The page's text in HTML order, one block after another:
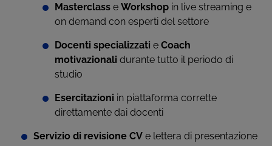
Masterclass e Workshop in live streaming e
on demand con esperti del settore
Docenti specializzati e Coach
motivazionali durante tutto il periodo di
studio
Esercitazioni in piattaforma corrette
direttamente dai docenti
Servizio di revisione CV e lettera di presentazione